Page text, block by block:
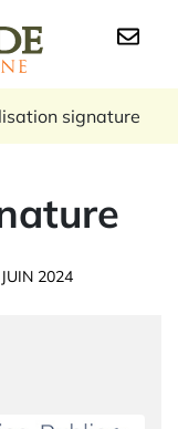
sur
signature
2024